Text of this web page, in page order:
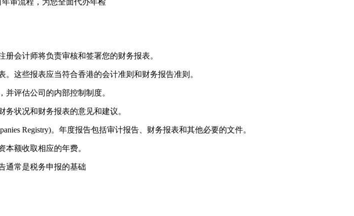
会计师将负责审核和签署您的财务报表。
这些报表应当符合香港的会计准则和财务报告准则。
评估公司的内部控制制度。
状况和财务报表的意见和建议。
Registry)。年度报告包括审计报告、财务报表和其他必要的文件。
额收取相应的年费。
通常是税务申报的基础